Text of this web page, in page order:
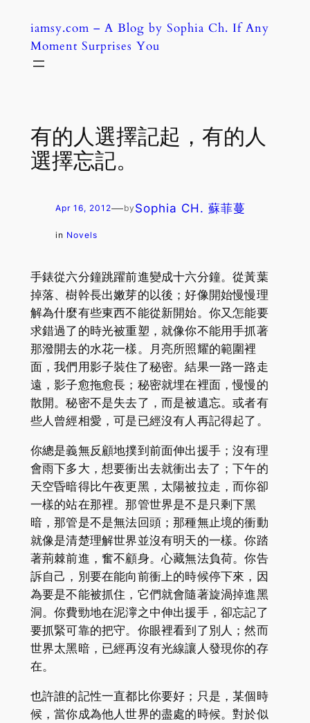
content
iamsy.com – A Blog by Sophia Ch. If Any
Moment Surprises You
有的人選擇記起，有的人
選擇忘記。
Apr 16, 2012—by Sophia CH. 蘇菲蔓
in Novels
手錶從六分鐘跳躍前進變成十六分鐘。從黃葉
掉落、樹幹長出嫩芽的以後；好像開始慢慢理
解為什麼有些東西不能從新開始。你又怎能要
求錯過了的時光被重塑，就像你不能用手抓著
那潑開去的水花一樣。月亮所照耀的範圍裡
面，我們用影子裝住了秘密。結果一路一路走
遠，影子愈拖愈長；秘密就埋在裡面，慢慢的
散開。秘密不是失去了，而是被遺忘。或者有
些人曾經相愛，可是已經沒有人再記得起了。
你總是義無反顧地撲到前面伸出援手；沒有理
會雨下多大，想要衝出去就衝出去了；下午的
天空昏暗得比午夜更黑，太陽被拉走，而你卻
一樣的站在那裡。那管世界是不是只剩下黑
暗，那管是不是無法回頭；那種無止境的衝動
就像是清楚理解世界並沒有明天的一樣。你踏
著荊棘前進，奮不顧身。心藏無法負荷。你告
訴自己，別要在能向前衝上的時候停下來，因
為要是不能被抓住，它們就會隨著旋渦掉進黑
洞。你費勁地在泥濘之中伸出援手，卻忘記了
要抓緊可靠的把守。你眼裡看到了別人；然而
世界太黑暗，已經再沒有光線讓人發現你的存
在。
也許誰的記性一直都比你要好；只是，某個時
候，當你成為他人世界的盡處的時候。對於似